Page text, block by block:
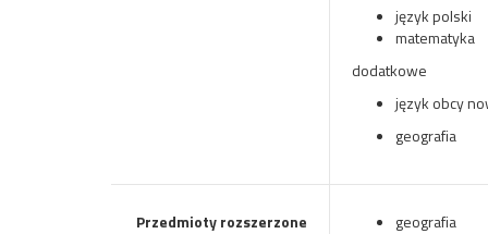
język polski
matematyka
dodatkowe
język obcy
geografia
Przedmioty rozszerzone
geografia